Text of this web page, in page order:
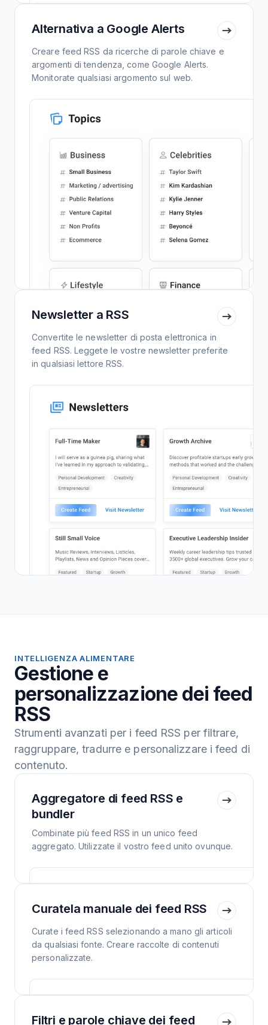
Alternativa a Google Alerts
Creare feed RSS da ricerche di parole chiave e
argomenti di tendenza, come Google Alerts.
Monitorate qualsiasi argomento sul web.
Newsletter a RSS
Convertite le newsletter di posta elettronica in
feed RSS. Leggete le vostre newsletter preferite
in qualsiasi lettore RSS.
INTELLIGENZA ALIMENTARE
Gestione e
personalizzazione dei feed
RSS
Strumenti avanzati per i feed RSS per filtrare,
raggruppare, tradurre e personalizzare i feed di
contenuto.
Aggregatore di feed RSS e
bundler
Combinate più feed RSS in un unico feed
aggregato. Utilizzate il vostro feed unito ovunque.
Curatela manuale dei feed RSS
Curate i feed RSS selezionando a mano gli articoli
da qualsiasi fonte. Creare raccolte di contenuti
personalizzate.
Filtri e parole chiave dei feed